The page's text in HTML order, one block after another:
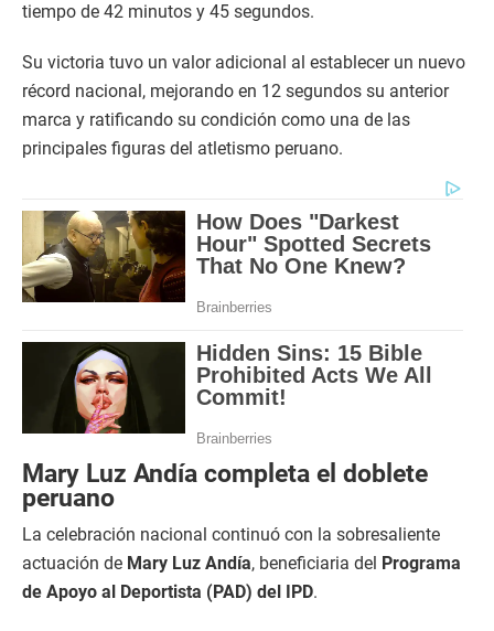
tiempo de 42 minutos y 45 segundos.
Su victoria tuvo un valor adicional al establecer un nuevo
récord nacional, mejorando en 12 segundos su anterior
marca y ratificando su condición como una de las
principales figuras del atletismo peruano.
Mary Luz Andía completa el doblete
peruano
La celebración nacional continuó con la sobresaliente
actuación de Mary Luz Andía, beneficiaria del Programa
de Apoyo al Deportista (PAD) del IPD.